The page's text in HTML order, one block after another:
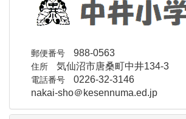
郵便番号 988-0563
住所 気仙沼市唐桑町中井134-3
電話番号 0226-32-3146
nakai-sho＠kesennuma.ed.jp